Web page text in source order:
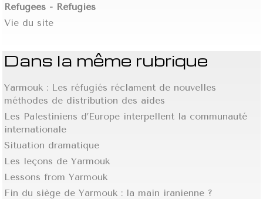
Refugees - Réfugiés
Vie du site
Dans la même rubrique
Yarmouk : Les réfugiés réclament de nouvelles
méthodes de distribution des aides
Les Palestiniens d’Europe interpellent la communauté
internationale
Situation dramatique
Les leçons de Yarmouk
Lessons from Yarmouk
Fin du siège de Yarmouk : la main iranienne ?